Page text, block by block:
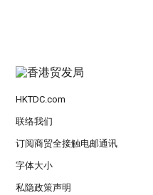
HKTDC.com
联络我们
订阅商贸全接触电邮通讯
字体大小
私隐政策声明